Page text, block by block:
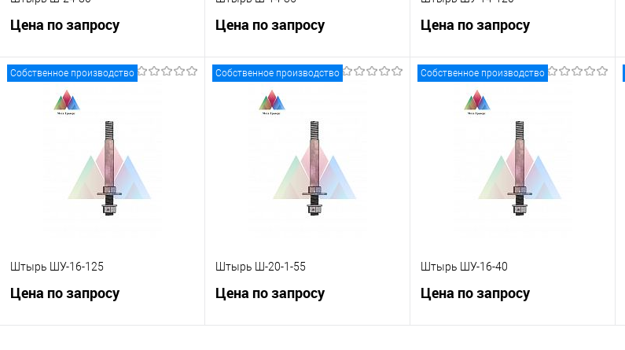
Цена по запросу
Запросить цену
Цена по запросу
Запросить цену
Цена по запросу
Запросить цену
Собственное производство
Штырь ШУ-16-125
Цена по запросу
Собственное производство
Штырь Ш-20-1-55
Цена по запросу
Собственное производство
Штырь ШУ-16-40
Цена по запросу